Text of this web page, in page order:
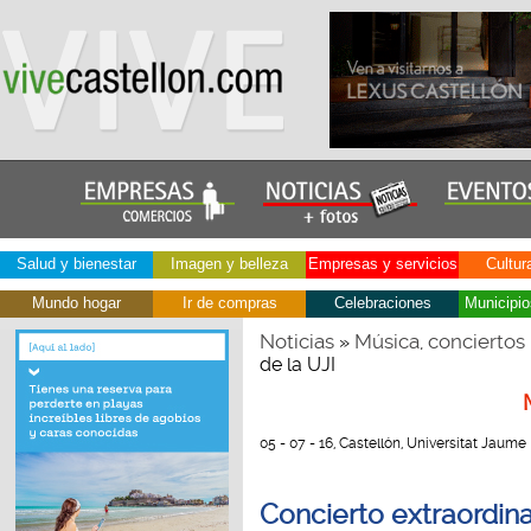
Salud y bienestar Imagen y belleza Empresas y servicios
Mundo hogar Ir de compras Celebraciones
Noticias» Música, conciertos
de la UJI
05 - 07 - 16, Castellón, Universitat Jaume
Concierto